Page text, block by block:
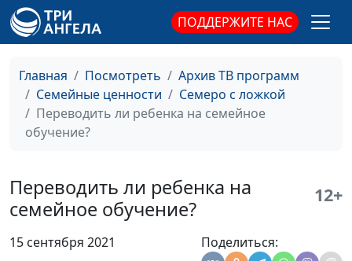
ПОДДЕРЖИТЕ НАС
Главная Посмотреть
Архив ТВ программ
Семейные ценности
Семеро с ложкой
Переводить ли ребенка на семейное
обучение?
Переводить ли ребенка на
семейное обучение?
12+
15 сентября 2021 Поделиться:
Сажина, Ирина
Садилова, Ольга
Лупашина
Как женщине
управлять своими
страхами?
Анна Ронжина, Мария
Синицына, Елена
Сергеева, Юлия
Лупашина
Что делать с
Анна Ронжина, Анна
#108